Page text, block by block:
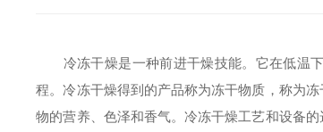
冷冻干燥是一种前进干燥技能。它在低温下
程。冷冻干燥得到的产品称为冻干物质，称为
物的营养、色泽和香气。冷冻干燥工艺和设备